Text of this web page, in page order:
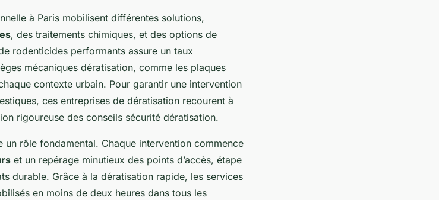
à Paris mobilisent différentes solutions,
, des traitements chimiques, et des options de
rodenticides performants assure un taux
mécaniques dératisation, comme les plaques
contexte urbain. Pour garantir une intervention
ces entreprises de dératisation recourent à
rigoureuse des conseils sécurité dératisation.
un rôle fondamental. Chaque intervention commence
et un repérage minutieux des points d’accès, étape
durable. Grâce à la dératisation rapide, les services
en moins de deux heures dans tous les